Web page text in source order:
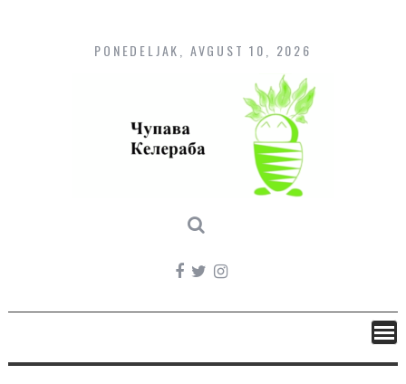
content
PONEDELJAK, AVGUST 10, 2026